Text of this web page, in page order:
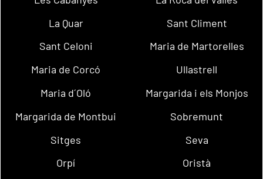
La Quar
Sant Climent
Sant Celoni
Maria de Martorelles
Maria de Corcó
Ullastrell
Maria d´Oló
Margarida i els Monjos
Margarida de Montbui
Sobremunt
Sitges
Seva
Orpí
Oristà